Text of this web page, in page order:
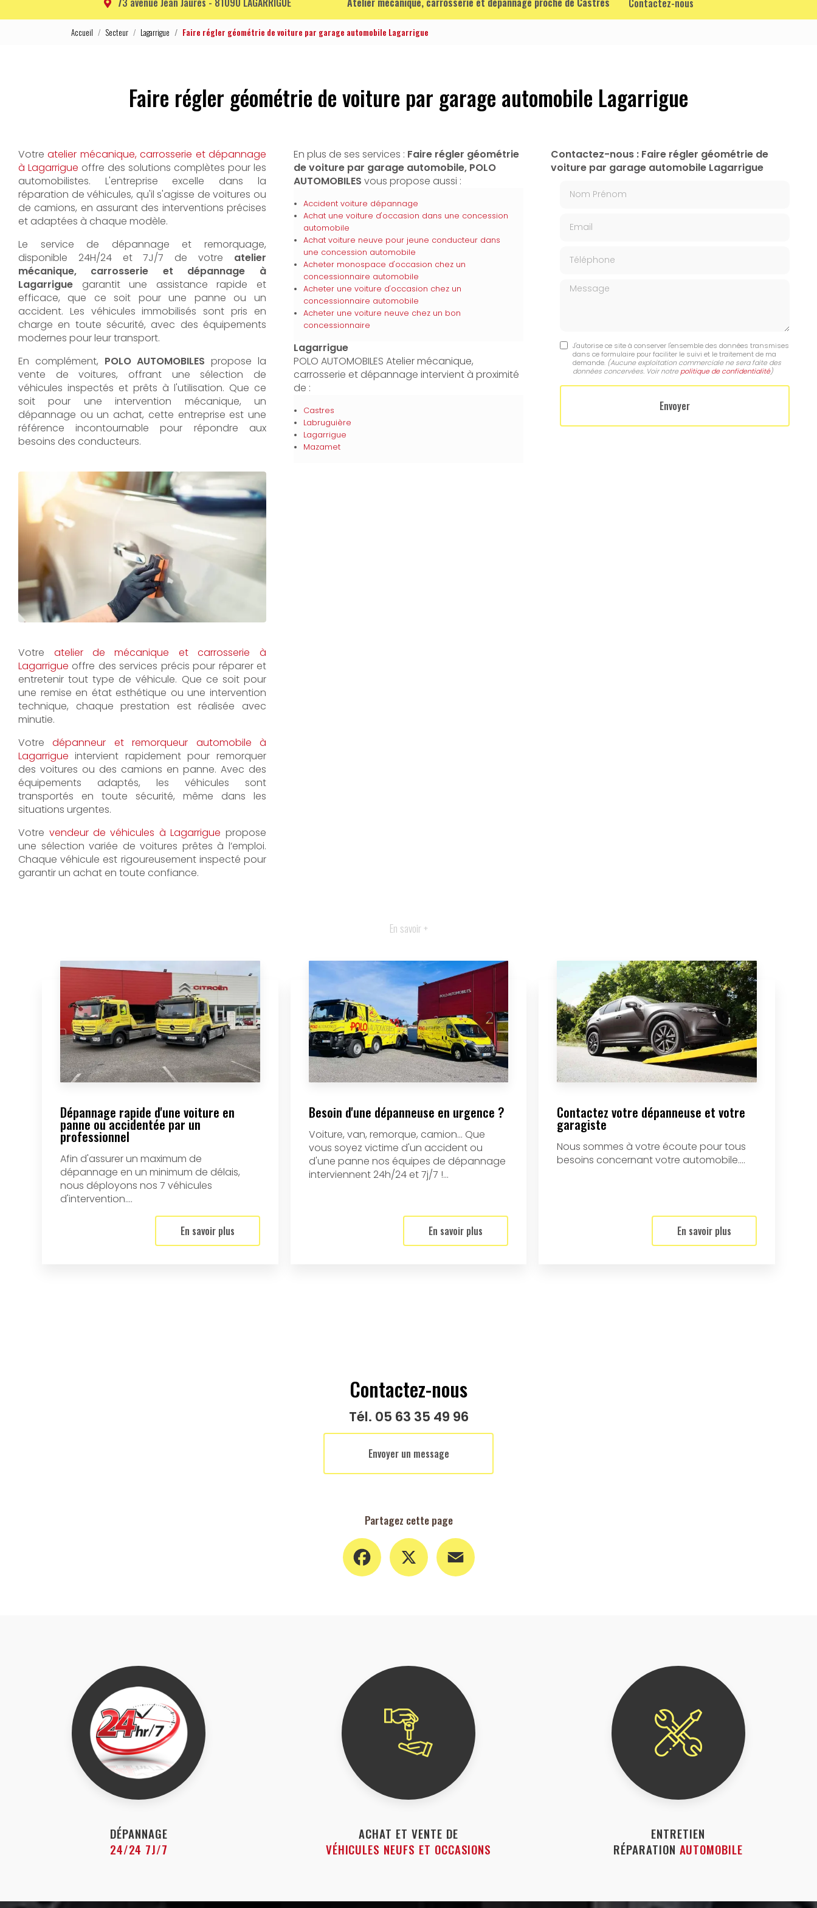
Contactez-nous
Accueil Secteur Lagarrigue Faire régler géométrie de voiture par garage automobile Lagarrigue
Faire régler géométrie de voiture par garage automobile Lagarrigue
Votreatelier mécanique, carrosserie et dépannage
à Lagarrigue offre des solutions complètes pour les
automobilistes. L'entreprise excelle dans la
réparation de véhicules, qu'il s'agisse de voitures ou
de camions, en assurant des interventions précises
et adaptées à chaque modèle.
Le service de dépannage et remorquage,
disponible 24H/24 et 7J/7 de votre atelier
mécanique, carrosserie et dépannage à
Lagarrigue garantit une assistance rapide et
efficace, que ce soit pour une panne ou un
accident. Les véhicules immobilisés sont pris en
charge en toute sécurité, avec des équipements
modernes pour leur transport.
En complément, POLO AUTOMOBILES propose la
vente de voitures, offrant une sélection de
véhicules inspectés et prêts à l'utilisation. Que ce
soit pour une intervention mécanique, un
dépannage ou un achat, cette entreprise est une
référence incontournable pour répondre aux
besoins des conducteurs.
Votre atelier de mécanique et carrosserie à
Lagarrigue offre des services précis pour réparer et
entretenir tout type de véhicule. Que ce soit pour
une remise en état esthétique ou une intervention
technique, chaque prestation est réalisée avec
minutie.
Votredépanneur et remorqueur automobile à
Lagarrigue intervient rapidement pour remorquer
des voitures ou des camions en panne. Avec des
équipements adaptés, les véhicules sont
transportés en toute sécurité, même dans les
situations urgentes.
Votre vendeur de véhicules à Lagarrigue propose
une sélection variée de voitures prêtes à l’emploi.
Chaque véhicule est rigoureusement inspecté pour
garantir un achat en toute confiance.
En plus de ses services : Faire régler géométrie
de voiture par garage automobile, POLO
AUTOMOBILES vous propose aussi :
Accident voiture dépannage
Achat une voiture d'occasion dans une concession
automobile
Achat voiture neuve pour jeune conducteur dans
une concession automobile
Acheter monospace d'occasion chez un
concessionnaire automobile
Acheter une voiture d'occasion chez un
concessionnaire automobile
Acheter une voiture neuve chez un bon
concessionnaire
Lagarrigue
POLO AUTOMOBILES Atelier mécanique,
carrosserie et dépannage intervient à proximité
de :
Castres
Labruguière
Lagarrigue
Mazamet
Contactez-nous : Faire régler géométrie de
voiture par garage automobile Lagarrigue
Message
J'autorise ce site à conserver l'ensemble des données transmises
dans ce formulaire pour faciliter le suivi et le traitement de ma
demande. (Aucune exploitation commerciale ne sera faite des
données concervées. Voir notre politique de confidentialité)
En savoir +
Dépannage rapide d'une voiture en
panne ou accidentée par un
professionnel
Afin d'assurer un maximum de
dépannage en un minimum de délais,
nous déployons nos 7 véhicules
d'intervention....
En savoir plus
Besoin d'une dépanneuse en urgence ?
Voiture, van, remorque, camion... Que
vous soyez victime d'un accident ou
d'une panne nos équipes de dépannage
interviennent 24h/24 et 7j/7 !...
En savoir plus
Contactez votre dépanneuse et votre
garagiste
Nous sommes à votre écoute pour tous
besoins concernant votre automobile....
En savoir plus
Contactez-nous
Tél. 05 63 35 49 96
Envoyer un message
Partagez cette page
Facebook
DÉPANNAGE
24/24 7J/7
ACHAT ET VENTE DE
VÉHICULES NEUFS ET OCCASIONS
ENTRETIEN
RÉPARATION AUTOMOBILE